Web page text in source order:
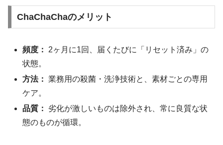
ChaChaChaのメリット
頻度：
2ヶ月に1回、届くたびに「リセット済み」の
状態。
方法： 業務用の殺菌・洗浄技術と、素材ごとの専用
ケア。
品質： 劣化が激しいものは除外され、常に良質な状
態のものが循環。